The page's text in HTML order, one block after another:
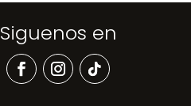
Siguenos en